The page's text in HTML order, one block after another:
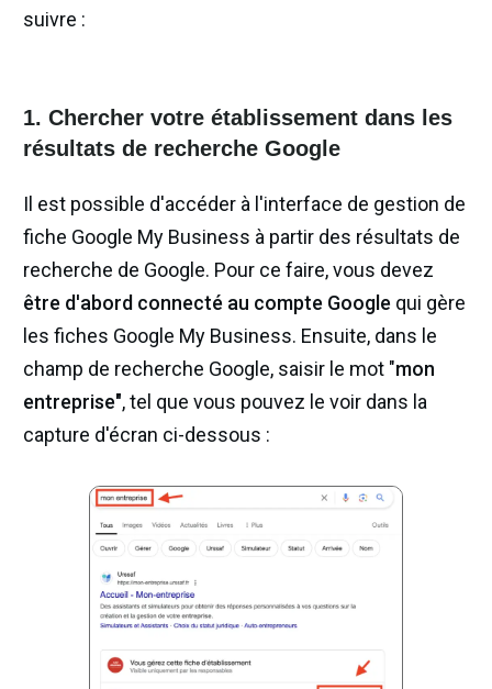
suivre :
1. Chercher votre établissement dans les
résultats de recherche Google
Il est possible d'accéder à l'interface de gestion de
fiche Google My Business à partir des résultats de
recherche de Google. Pour ce faire, vous devez
être d'abord connecté au compte Google qui gère
les fiches Google My Business. Ensuite, dans le
champ de recherche Google, saisir le mot "mon
entreprise", tel que vous pouvez le voir dans la
capture d'écran ci-dessous :